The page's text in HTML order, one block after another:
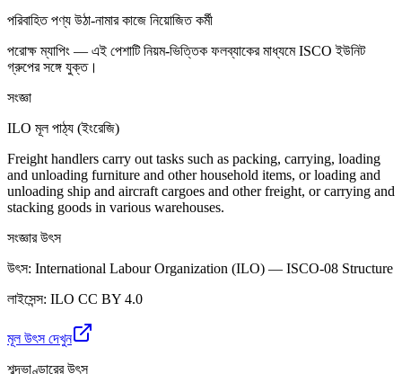
পরিবাহিত পণ্য উঠা-নামার কাজে নিয়োজিত কর্মী
পরোক্ষ ম্যাপিং — এই পেশাটি নিয়ম-ভিত্তিক ফলব্যাকের মাধ্যমে ISCO ইউনিট
গ্রুপের সঙ্গে যুক্ত।
সংজ্ঞা
ILO মূল পাঠ্য (ইংরেজি)
Freight handlers carry out tasks such as packing, carrying, loading
and unloading furniture and other household items, or loading and
unloading ship and aircraft cargoes and other freight, or carrying and
stacking goods in various warehouses.
সংজ্ঞার উৎস
উৎস: International Labour Organization (ILO) — ISCO-08 Structure
লাইসেন্স: ILO CC BY 4.0
মূল উৎস দেখুন
শব্দভাণ্ডারের উৎস